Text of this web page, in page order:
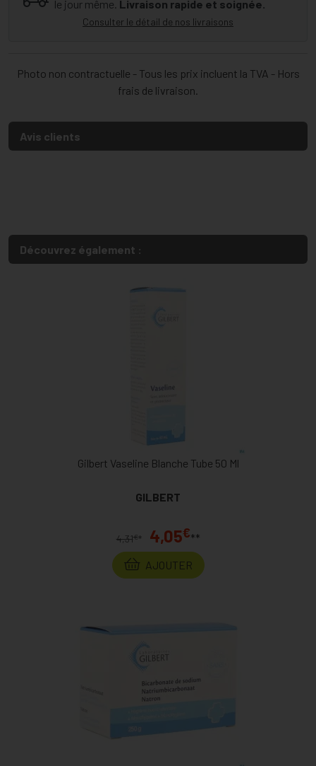
le jour même. Livraison rapide et soignée.
Consulter le détail de nos livraisons
Photo non contractuelle - Tous les prix incluent la TVA - Hors
frais de livraison.
Avis clients
Découvrez également :
Gilbert Vaseline Blanche Tube 50 Ml
GILBERT
4,31€ * 4,05€**
AJOUTER